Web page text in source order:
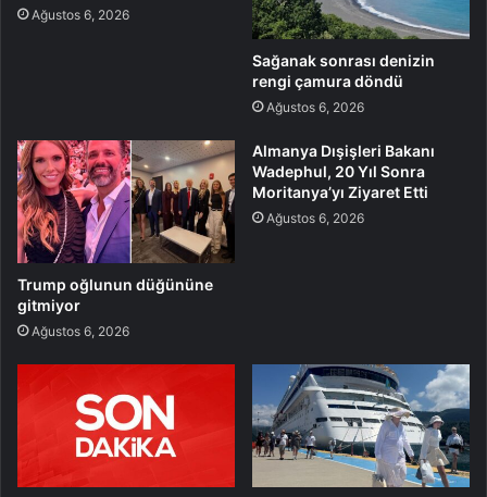
Ağustos 6, 2026
Sağanak sonrası denizin
rengi çamura döndü
Ağustos 6, 2026
Trump oğlunun düğününe
gitmiyor
Ağustos 6, 2026
Almanya Dışişleri Bakanı
Wadephul, 20 Yıl Sonra
Moritanya’yı Ziyaret Etti
Ağustos 6, 2026